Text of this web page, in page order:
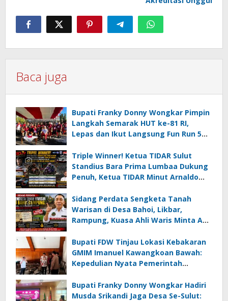
Baca juga
Bupati Franky Donny Wongkar Pimpin
Langkah Semarak HUT ke-81 RI,
Lepas dan Ikut Langsung Fun Run 5
Triple Winner! Ketua TIDAR Sulut
Standius Bara Prima Lumbaa Dukung
Penuh, Ketua TIDAR Minut Arnaldo
05 MC JOE Sapu Bersih Tiga Gelar
Juara Umum
Sidang Perdata Sengketa Tanah
Warisan di Desa Bahoi, Likbar,
Rampung, Kuasa Ahli Waris Minta APH
Korupsi Dandes
Bupati FDW Tinjau Lokasi Kebakaran
GMIM Imanuel Kawangkoan Bawah:
Kepedulian Nyata Pemerintah
Terdampak
Bupati Franky Donny Wongkar Hadiri
Musda Srikandi Jaga Desa Se-Sulut: